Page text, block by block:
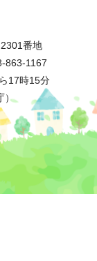
番地
863-1167
17時15分
）